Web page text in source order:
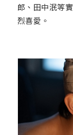
郎、田中泯等
烈喜愛。